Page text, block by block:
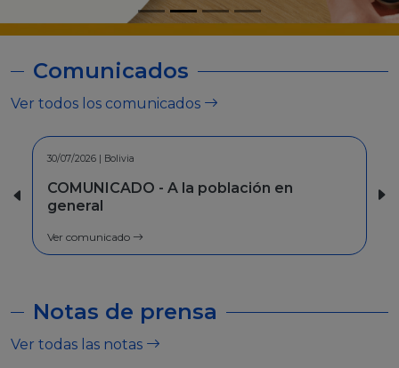
Comunicados
Ver todos los comunicados
30/06/2026 | Bolivia
INFORMACION - Facilidades de pago
Ver comunicado
Notas de prensa
Ver todas las notas